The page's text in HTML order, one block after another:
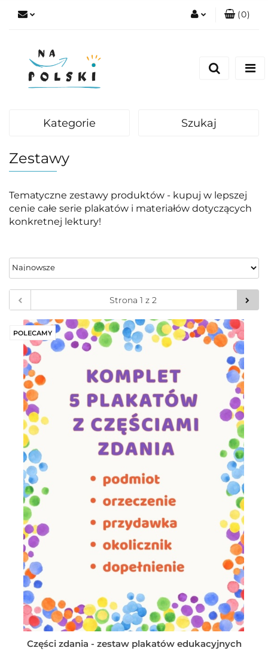
(0)
Kategorie Szukaj
Zestawy
Tematyczne zestawy produktów - kupuj w lepszej
cenie całe serie plakatów i materiałów dotyczących
konkretnej lektury!
POLECAMY
Części zdania - zestaw plakatów edukacyjnych